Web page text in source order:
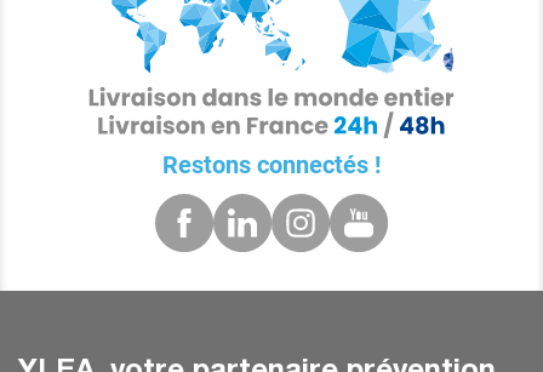
Restons connectés !